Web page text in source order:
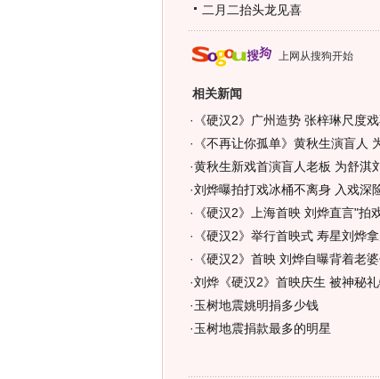
二月二抬头龙见喜
上网从搜狗开始
相关新闻
· 《硬汉2》广州造势 张梓琳尺度
· 《不再让你孤单》黄秋生演盲人
·黄秋生新戏首演盲人老板 为舒淇
·刘烨曝拍打戏冰桶不离身 入戏深
· 《硬汉2》上海首映 刘烨直言"拍
· 《硬汉2》举行首映式 寿星刘烨
· 《硬汉2》首映 刘烨自曝背着老
·刘烨《硬汉2》首映庆生 被神秘
·玉树地震姚明捐多少钱
·玉树地震捐款最多的明星